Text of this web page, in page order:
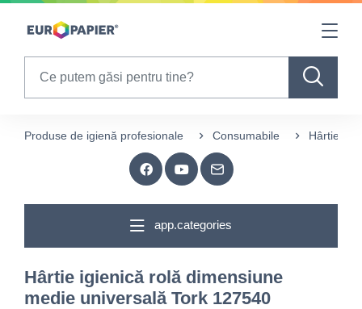
Table Of Content
Produse de igienă profesionale Consumabile Hârtie
app.categories
Hârtie igienică rolă dimensiune
medie universală Tork 127540